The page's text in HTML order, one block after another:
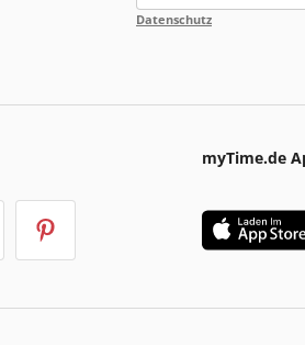
Datenschutz
myTime.de